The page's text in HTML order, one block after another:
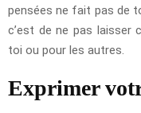
pensées ne fait pas de
c’est de ne pas laisser
toi ou pour les autres.
Exprimer